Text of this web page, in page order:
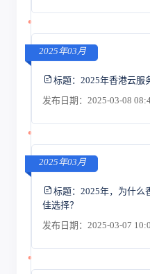
2025年03月
标题： 2025年香港云服
发布日期：2025-03-08
2025年03月
标题： 2025年，为什么
佳选择？
发布日期：2025-03-07